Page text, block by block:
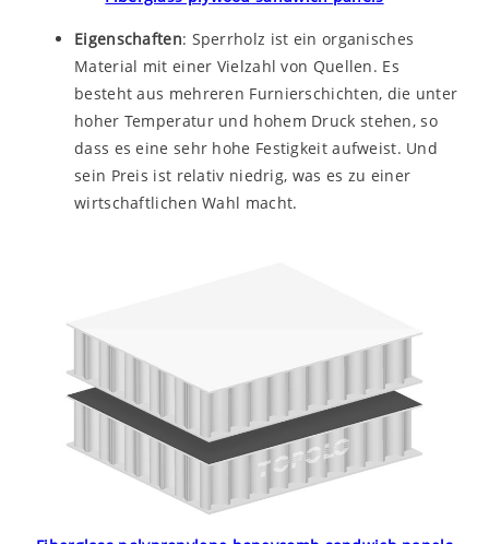
Eigenschaften: Sperrholz ist ein organisches
Material mit einer Vielzahl von Quellen. Es
besteht aus mehreren Furnierschichten, die unter
hoher Temperatur und hohem Druck stehen, so
dass es eine sehr hohe Festigkeit aufweist. Und
sein Preis ist relativ niedrig, was es zu einer
wirtschaftlichen Wahl macht.